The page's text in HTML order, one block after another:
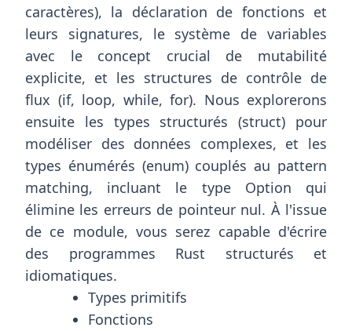
caractères), la déclaration de fonctions et
leurs signatures, le système de variables
avec le concept crucial de mutabilité
explicite, et les structures de contrôle de
flux (if, loop, while, for). Nous explorerons
ensuite les types structurés (struct) pour
modéliser des données complexes, et les
types énumérés (enum) couplés au pattern
matching, incluant le type Option qui
élimine les erreurs de pointeur nul. À l'issue
de ce module, vous serez capable d'écrire
des programmes Rust structurés et
idiomatiques.
Types primitifs
Fonctions